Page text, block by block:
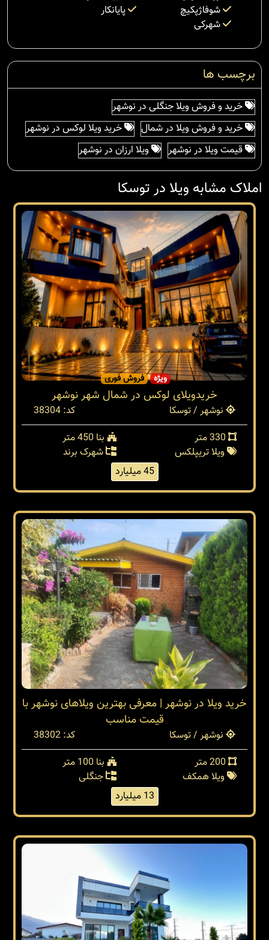
شوفاژپکیچ
پایانکار
شهرکی
برچسب ها
خرید و فروش ویلا جنگلی در نوشهر
خرید و فروش ویلا در شمال
خرید ویلا لوکس در نوشهر
قیمت ویلا در نوشهر
ویلا ارزان در نوشهر
املاک مشابه ویلا در توسکا
ویژه فروش فوری
خریدویلای لوکس در شمال شهر نوشهر
نوشهر / توسکا
کد: 38304
بنا 450 متر
ویلا تریپلکس
شهرک برند
45 میلیارد
خرید ویلا در نوشهر | معرفی بهترین ویلاهای نوشهر با
قیمت مناسب
نوشهر / توسکا
کد: 38302
بنا 100 متر
ویلا همکف
جنگلی
13 میلیارد